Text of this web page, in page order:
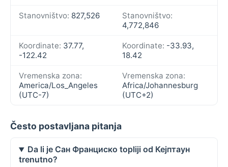
Stanovništvo: 827,526
Stanovništvo:
4,772,846
Koordinate: 37.77,
-122.42
Koordinate: -33.93,
18.42
Vremenska zona:
America/Los_Angeles
(UTC-7)
Vremenska zona:
Africa/Johannesburg
(UTC+2)
Često postavljana pitanja
Da li je Сан Франциско topliji od Кејптаун
trenutno?